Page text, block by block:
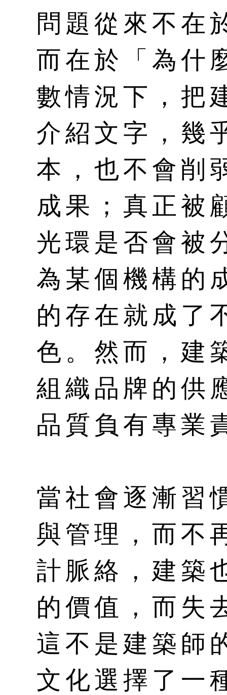
問題從來不在
而在於「為什
數情況下，把
介紹文字，幾
本，也不會削
成果；真正被
光環是否會被
為某個機構的
的存在就成了
色。然而，建
組織品牌的供
品質負有專業
當社會逐漸習
與管理，而不
計脈絡，建築
的價值，而失
這不是建築師
文化選擇了一